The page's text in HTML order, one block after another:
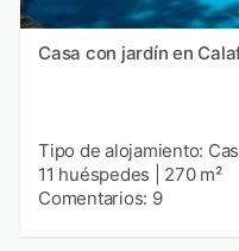
Casa con jardín en
Tipo de alojamiento:
11 huéspedes
270 m²
Comentarios: 9